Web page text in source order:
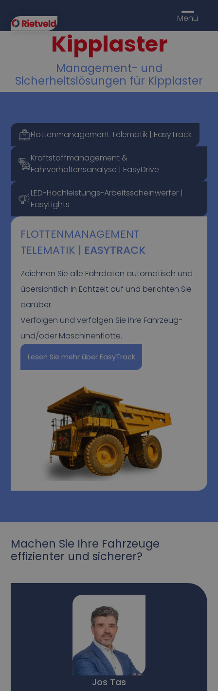
Menü
Kipplaster
Management- und
Sicherheitslösungen für Kipplaster
Flottenmanagement Telematik | EasyTrack
Kraftstoffmanagement &
Fahrverhaltensanalyse | EasyDrive
LED-Hochleistungs-Arbeitsscheinwerfer |
EasyLights
FLOTTENMANAGEMENT
TELEMATIK | EASYTRACK
Zeichnen Sie alle Fahrdaten automatisch und
übersichtlich in Echtzeit auf und berichten Sie
darüber.
Verfolgen und verfolgen Sie Ihre Fahrzeug-
und/oder Maschinenflotte.
Lesen Sie mehr über EasyTrack
Machen Sie Ihre Fahrzeuge
effizienter und sicherer?
Jos Tas